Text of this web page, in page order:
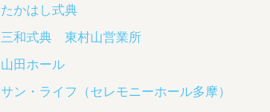
たかはし式典
三和式典 東村山営業所
山田ホール
サン・ライフ（セレモニーホール多摩）